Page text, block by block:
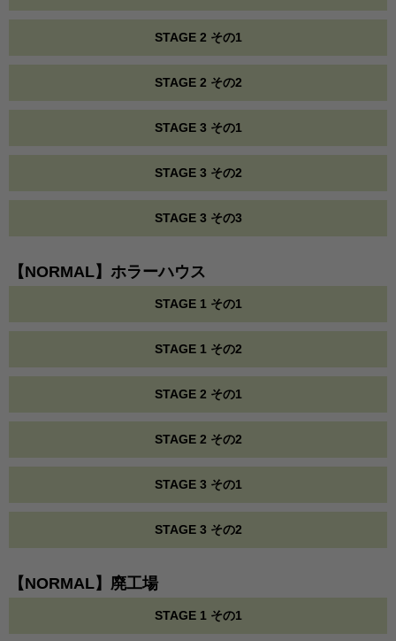
STAGE 2 その1
STAGE 2 その2
STAGE 3 その1
STAGE 3 その2
STAGE 3 その3
【NORMAL】ホラーハウス
STAGE 1 その1
STAGE 1 その2
STAGE 2 その1
STAGE 2 その2
STAGE 3 その1
STAGE 3 その2
【NORMAL】廃工場
STAGE 1 その1